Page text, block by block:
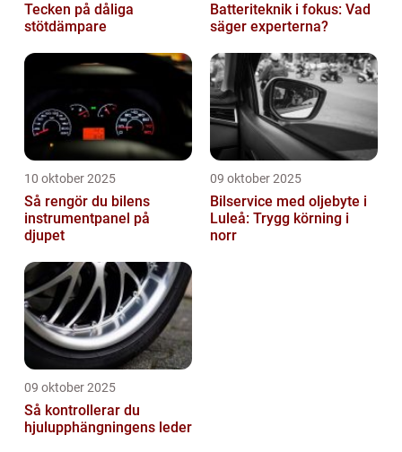
Tecken på dåliga
stötdämpare
Batteriteknik i fokus: Vad
säger experterna?
10 oktober 2025
Så rengör du bilens
instrumentpanel på
djupet
09 oktober 2025
Bilservice med oljebyte i
Luleå: Trygg körning i
norr
09 oktober 2025
Så kontrollerar du
hjulupphängningens leder